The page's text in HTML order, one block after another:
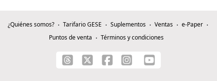
¿Quiénes somos? Tarifario GESE Suplementos Ventas
e-Paper
Puntos de venta
Términos y condiciones